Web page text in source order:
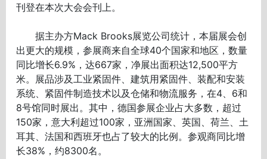
刊登在本次大会会刊上。
据主办方Mack Brooks展览公司统计，本届展会创
出更大的规模，参展商来自全球40个国家和地区，数量
同比增长6.9%，达667家，净展出面积达12,500平方
米。展品涉及工业紧固件、建筑用紧固件、装配和安装
系统、紧固件制造技术以及仓储和物流服务，在4、6和
8号馆同时展出。其中，德国参展企业占大多数，超过
150家，意大利超过100家，亚洲国家、英国、荷兰、土
耳其、法国和西班牙也占了较大的比例。参观商同比增
长38%，约8300名。